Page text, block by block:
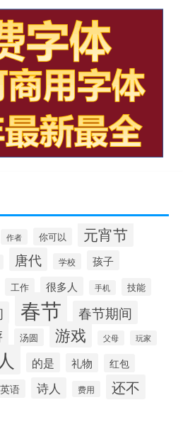
作者 你可以 元宵节
唐代 学校 孩子
工作 很多人 手机 技能
春节 春节期间
汤圆 游戏 父母 玩家
的是 礼物 红包
英语 诗人 费用 还不